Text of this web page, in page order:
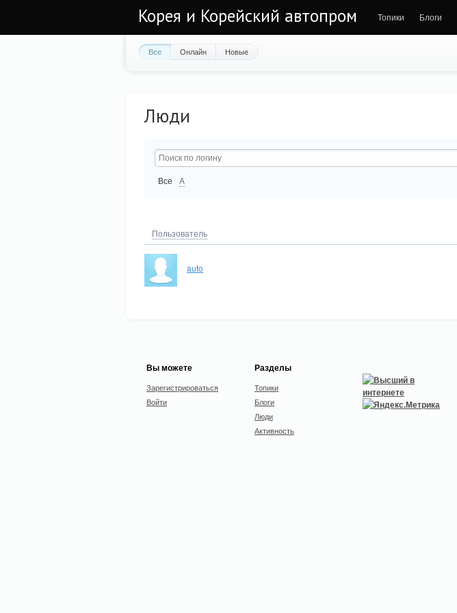
Корея и Корейский автопром Топики Блоги
Все Онлайн Новые
Люди
Все A
Пользователь
auto
Вы можете
Зарегистрироваться
Войти
Разделы
Топики
Блоги
Люди
Активность